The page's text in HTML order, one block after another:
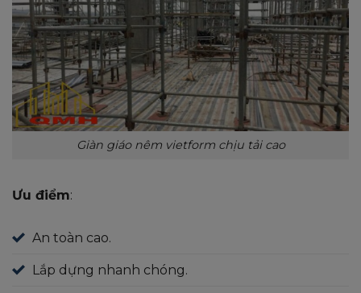
Giàn giáo nêm vietform chịu tải cao
Ưu điểm:
An toàn cao.
Lắp dựng nhanh chóng.